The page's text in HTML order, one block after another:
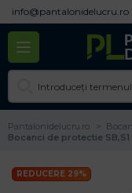
info@pantalonidelucru.ro
Pantalonidelucru.ro
Bocanci de protectie SB,S1
REDUCERE 29%